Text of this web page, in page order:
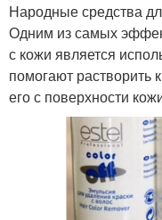
Народные средства
Одним из самых
с кожи является
помогают растворить
его с поверхности